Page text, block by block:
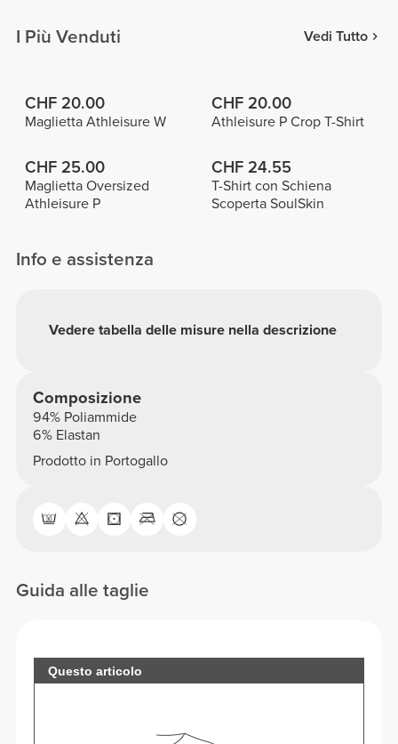
I Più Venduti Vedi Tutto
CHF 20.00
Maglietta Athleisure W
CHF 20.00
Athleisure P Crop T-Shirt
CHF 25.00
Maglietta Oversized
Athleisure P
CHF 24.55
T-Shirt con Schiena
Scoperta SoulSkin
Info e assistenza
Vedere tabella delle misure nella descrizione
Composizione
94% Poliammide
6% Elastan
Prodotto in Portogallo
Guida alle taglie
Questo articolo